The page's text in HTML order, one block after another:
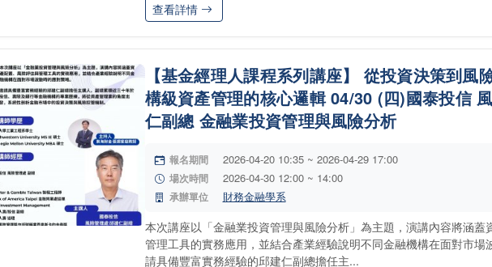
查看詳情
【基金經理人課程系列講座】 從投資決策到風
構級資產管理的核心邏輯 04/30 (四)國泰投信
仁副總 金融業投資管理與風險分析
報名期間 2026-04-20 10:35 ~ 2026-04-29 17:00
場次時間 2026-04-30 12:00 ~ 14:00
承辦單位 財務金融學系
本次講座以「金融業投資管理與風險分析」為主題，演講內容將涵蓋
管理工具的實務應用，並結合產業經驗說明不同金融機構在面對市場
請具備豐富實務經驗的邱建仁副總擔任主...